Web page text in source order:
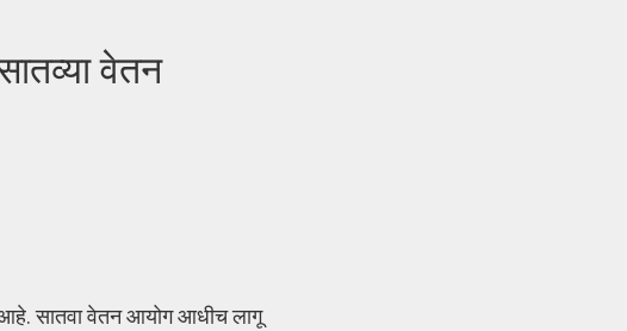
वेतन
आहे. सातवा वेतन आयोग आधीच लागू